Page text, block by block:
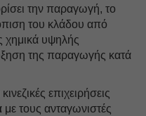
την παραγωγή, το
του κλάδου από
χημικά υψηλής
της παραγωγής κατά
επιχειρήσεις
με τους ανταγωνιστές